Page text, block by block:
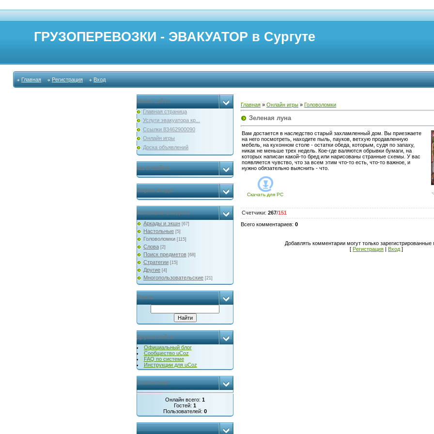
ГРУЗОПЕРЕВОЗКИ - ЭВАКУАТОР в Сургуте
Главная Регистрация Вход
Меню сайта
Главная страница
Услуги эвакуатора кр...
Ссылки 83462900090
Онлайн игры
Доска объявлений
мы в скайпе
Форма входа
Категории раздела
Аркады и экшн [67]
Настольные [5]
Головоломки [115]
Слова [2]
Поиск предметов [68]
Стратегии [15]
Другие [4]
Многопользовательские [21]
Поиск
Друзья сайта
Официальный блог
Сообщество uCoz
FAQ по системе
Инструкции для uCoz
Статистика
Онлайн всего: 1
Гостей: 1
Пользователей: 0
...
Главная » Онлайн игры » Головоломки
Зеленая луна
Вам достается в наследство старый захламленный дом. Вы приезжаете
на него посмотреть, находите пыль, пауков, ветхую продавленную
мебель, на кухонном столе - остатки обеда, которым, судя по запаху,
никак не меньше трех недель. Кое-где валяются обрывки бумаги, на
которых написан какой-то бред или нарисованы странные схемы. У вас
появляется чувство, что за всем этим что-то есть, что-то важное, и
нужно обязательно выяснить - что.
Скачать для PC
Счетчики: 267/151
Всего комментариев: 0
Добавлять комментарии могут только зарегистрированные
[ Регистрация Вход ]